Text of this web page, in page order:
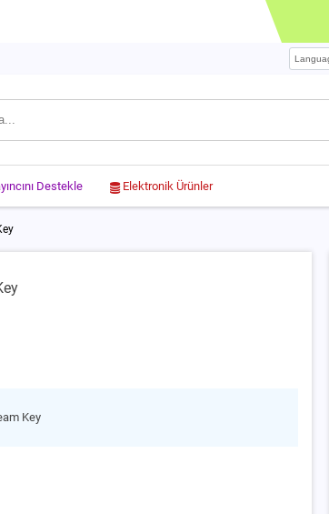
Destekle Elektronik Ürünler
Key